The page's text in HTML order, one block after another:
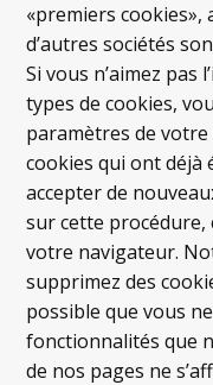
«premiers cookies»,
d’autres sociétés
Si vous n’aimez pas
types de cookies,
paramètres de
cookies qui ont déjà
accepter de
sur cette procédure,
votre navigateur.
supprimez des
possible que vous
fonctionnalités que
de nos pages ne